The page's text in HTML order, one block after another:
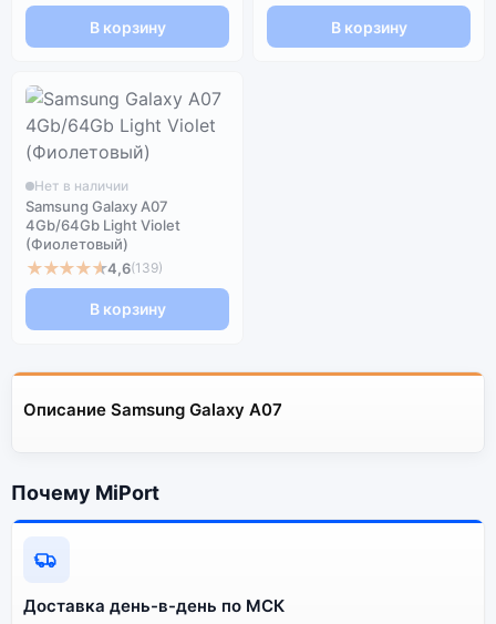
В корзину В корзину
Нет в наличии
Samsung Galaxy A07
4Gb/64Gb Light Violet
(Фиолетовый)
★★★★★4,6(139)
В корзину
Описание Samsung Galaxy A07
Почему MiPort
Доставка день-в-день по МСК